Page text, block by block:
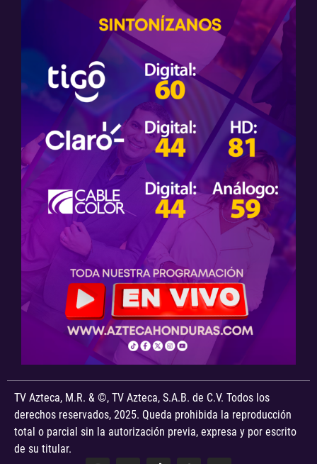
TV Azteca, M.R. & ©, TV Azteca, S.A.B. de C.V. Todos los
derechos reservados, 2025. Queda prohibida la reproducción
total o parcial sin la autorización previa, expresa y por escrito
de su titular.